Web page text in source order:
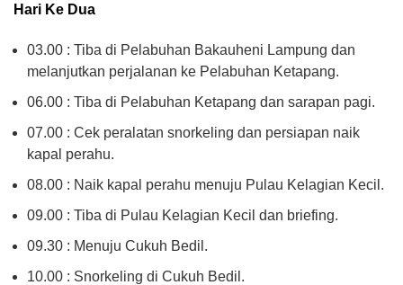
Hari Ke Dua
03.00 : Tiba di Pelabuhan Bakauheni Lampung dan
melanjutkan perjalanan ke Pelabuhan Ketapang.
06.00 : Tiba di Pelabuhan Ketapang dan sarapan pagi.
07.00 : Cek peralatan snorkeling dan persiapan naik
kapal perahu.
08.00 : Naik kapal perahu menuju Pulau Kelagian Kecil.
09.00 : Tiba di Pulau Kelagian Kecil dan briefing.
09.30 : Menuju Cukuh Bedil.
10.00 : Snorkeling di Cukuh Bedil.